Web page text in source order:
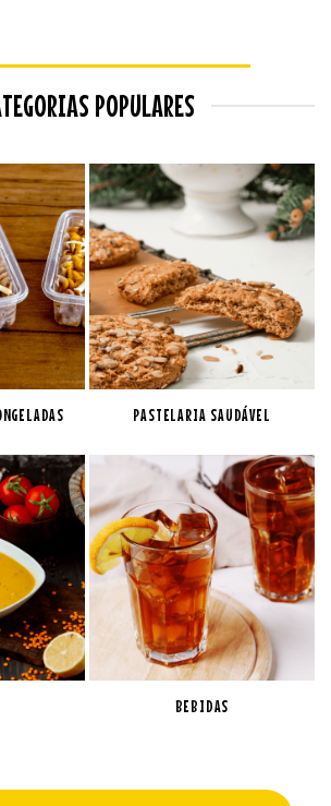
POPULARES
PASTELARIA SAUDÁVEL
BEBIDAS